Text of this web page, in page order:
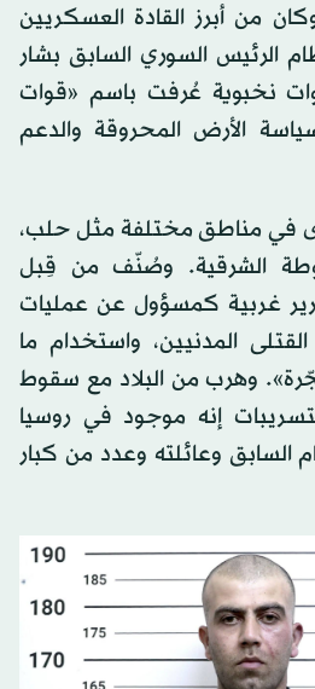
من أبرز القادة العسكريين
الرئيس السوري السابق بشار
نخبوية عُرفت باسم «قوات
الأرض المحروقة والدعم
في مناطق مختلفة مثل حلب،
الشرقية. وصُنّف من قِبل
غربية كمسؤول عن عمليات
المدنيين، واستخدام ما
وهرب من البلاد مع سقوط
إنه موجود في روسيا
وعائلته وعدد من كبار